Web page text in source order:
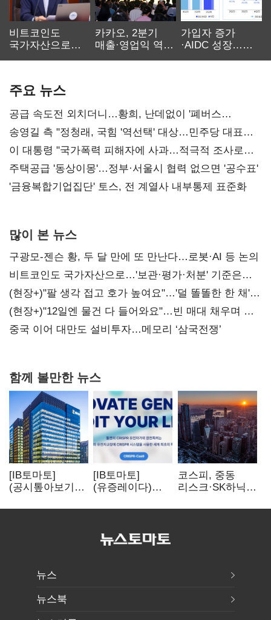
비트코인도
국가자산으로…'
카카오, 2분기
매출·영업익 역대
가입자 증가
·AIDC 성장…
주요 뉴스
공급 속도전 외치더니…황희, 난데없이 '폐버스
리모델링' 제안
송영길 측 "정청래, 국힘 '역선택' 대상…민주당 대표로
총선 지휘 못해"
이 대통령 "국가폭력 피해자에 사과…적극적 조사로
진실 밝혀야"
주택공급 '동상이몽'…정부·서울시 협력 없으면 '공수표'
'금융복합기업집단' 토스, 전 계열사 내부통제 표준화
많이 본 뉴스
구광모-젠슨 황, 두 달 만에 또 만난다…로봇·AI 등 논의
비트코인도 국가자산으로…'보관·평가·처분' 기준은
숙제
(현장+)"팔 생각 접고 호가 높여요"…'덜 똘똘한 한 채'
20억 키맞추기
(현장+)"12일엔 물건 다 들어와요"…빈 매대 채우며 문
연 홈플러스
중국 이어 대만도 설비투자…메모리 ‘삼국전쟁’
함께 볼만한 뉴스
[IB토마토]
(공시톺아보기)
바로 매출로
[IB토마토]
(유증레이다)
3분의 1 토막…
비용부터 챙긴다
코스피, 중동
리스크·SK하닉
뒷걸음
뉴스
뉴스북